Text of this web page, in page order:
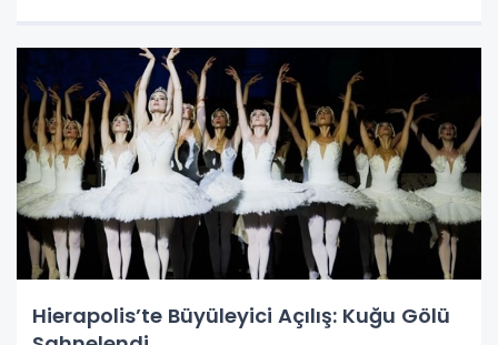
Hierapolis’te Büyüleyici Açılış: Kuğu Gölü